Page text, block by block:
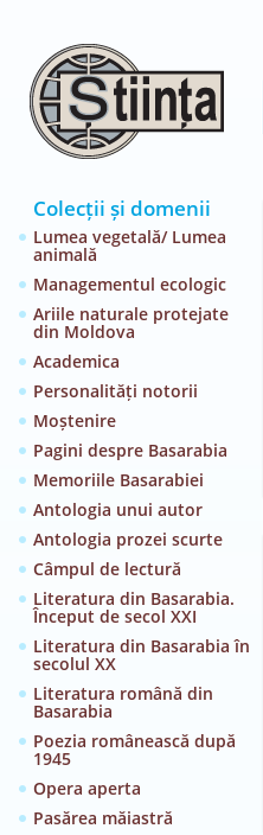
Colecții și domenii
Lumea vegetală/ Lumea
animală
Managementul ecologic
Ariile naturale protejate
din Moldova
Academica
Personalități notorii
Moștenire
Pagini despre Basarabia
Memoriile Basarabiei
Antologia unui autor
Antologia prozei scurte
Câmpul de lectură
Literatura din Basarabia.
Început de secol XXI
Literatura din Basarabia în
secolul XX
Literatura română din
Basarabia
Poezia românească după
1945
Opera aperta
Pasărea măiastră